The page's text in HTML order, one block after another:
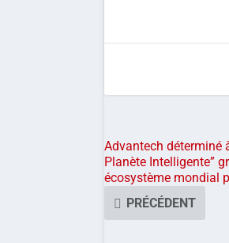
Advantech déterminé
Planète Intelligente”
écosystème mondial
PRÉCÉDENT